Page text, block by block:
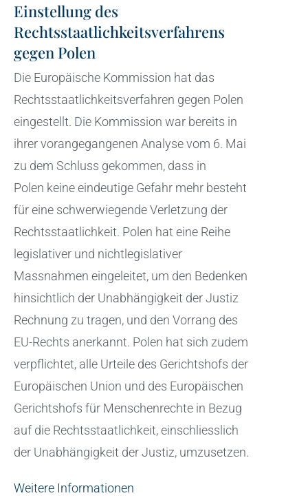
Einstellung des
Rechtsstaatlichkeitsverfahrens
gegen Polen
Die Europäische Kommission hat das
Rechtsstaatlichkeitsverfahren gegen Polen
eingestellt. Die Kommission war bereits in
ihrer vorangegangenen Analyse vom 6. Mai
zu dem Schluss gekommen, dass in
Polen keine eindeutige Gefahr mehr besteht
für eine schwerwiegende Verletzung der
Rechtsstaatlichkeit. Polen hat eine Reihe
legislativer und nichtlegislativer
Massnahmen eingeleitet, um den Bedenken
hinsichtlich der Unabhängigkeit der Justiz
Rechnung zu tragen, und den Vorrang des
EU-Rechts anerkannt. Polen hat sich zudem
verpflichtet, alle Urteile des Gerichtshofs der
Europäischen Union und des Europäischen
Gerichtshofs für Menschenrechte in Bezug
auf die Rechtsstaatlichkeit, einschliesslich
der Unabhängigkeit der Justiz, umzusetzen.
Weitere Informationen